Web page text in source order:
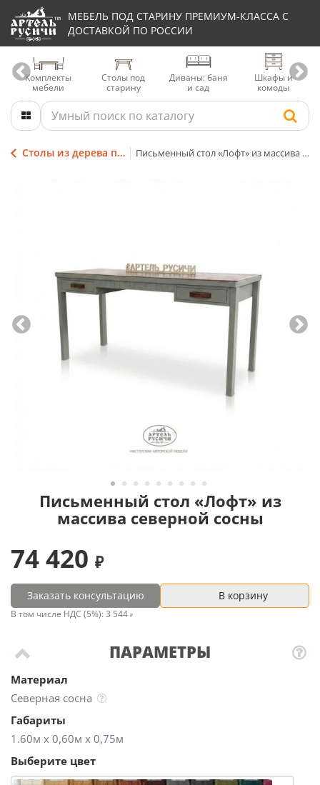
МЕБЕЛЬ ПОД СТАРИНУ ПРЕМИУМ-КЛАССА С
ДОСТАВКОЙ ПО РОССИИ
Комплекты
мебели
Столы под
старину
Диваны: баня
и сад
Шкафы и
комоды
Столы из дерева под старину Письменный стол «Лофт» из массива северной сосны
Письменный стол «Лофт» из
массива северной сосны
ПАРАМЕТРЫ
Материал
Северная сосна
Габариты
1.60м х 0,60м х 0,75м
Выберите цвет
74 420
Заказать консультацию В корзину
В том числе НДС (5%): 3 544